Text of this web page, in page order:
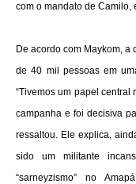
com o mandato de Camilo,
De acordo com Maykom,
de 40 mil pessoas em
“Tivemos um papel
campanha e foi decisiva
ressaltou. Ele explica,
sido um militante
“sarneyzismo” no